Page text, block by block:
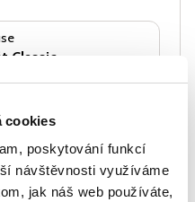
cookies
poskytování funkcí
návštěvnosti využíváme
jak náš web používáte,
Classic